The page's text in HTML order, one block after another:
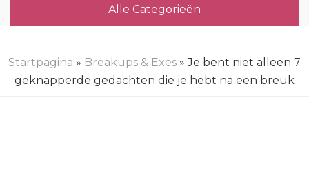
Alle Categorieën
Startpagina » Breakups & Exes » Je bent niet alleen 7
geknapperde gedachten die je hebt na een breuk